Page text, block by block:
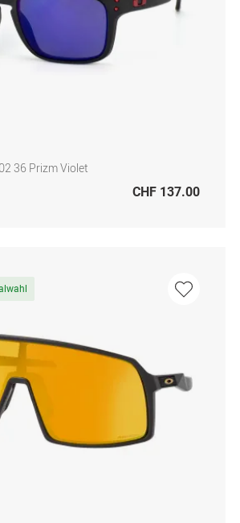
36 Prizm Violet
CHF 137.00